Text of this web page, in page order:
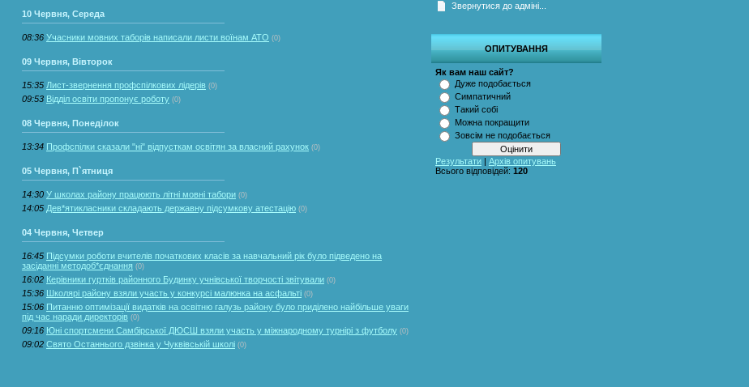
Звернутися до адміні...
ОПИТУВАННЯ
Як вам наш сайт?
Дуже подобається
Симпатичний
Такий собі
Можна покращити
Зовсім не подобається
Результати | Архів опитувань
Всього відповідей: 120
10 Червня, Середа
08:36 Учасники мовних таборів написали листи воїнам АТО (0)
09 Червня, Вівторок
15:35 Лист-звернення профспілкових лідерів (0)
09:53 Відділ освіти пропонує роботу (0)
08 Червня, Понеділок
13:34 Профспілки сказали "ні" відпусткам освітян за власний рахунок (0)
05 Червня, П`ятниця
14:30 У школах району працюють літні мовні табори (0)
14:05 Дев*ятикласники складають державну підсумкову атестацію (0)
04 Червня, Четвер
16:45 Підсумки роботи вчителів початкових класів за навчальний рік було підведено на
засіданні методоб*єднання (0)
16:02 Керівники гуртків районного Будинку учнівської творчості звітували (0)
15:36 Школярі району взяли участь у конкурсі малюнка на асфальті (0)
15:06 Питанню оптимізації видатків на освітню галузь району було приділено найбільше уваги
під час наради директорів (0)
09:16 Юні спортсмени Самбірської ДЮСШ взяли участь у міжнародному турнірі з футболу (0)
09:02 Свято Останнього дзвінка у Чуквівській школі (0)